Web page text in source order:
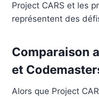
Project CARS et les
représentent des
Comparaison
et
Alors que Project